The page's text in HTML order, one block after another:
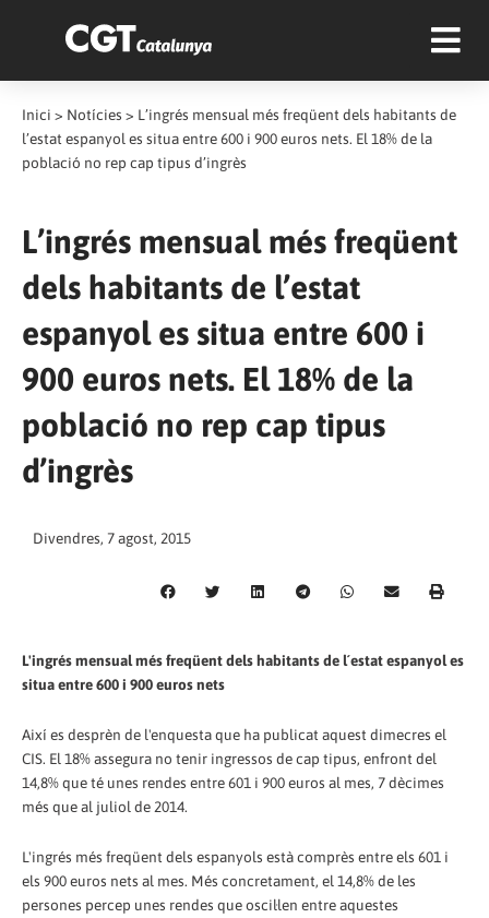
Inici > Notícies > L’ingrés mensual més freqüent dels habitants de
l’estat espanyol es situa entre 600 i 900 euros nets. El 18% de la
població no rep cap tipus d’ingrès
L’ingrés mensual més freqüent
dels habitants de l’estat
espanyol es situa entre 600 i
900 euros nets. El 18% de la
població no rep cap tipus
d’ingrès
Divendres, 7 agost, 2015
L'ingrés mensual més freqüent dels habitants de l´estat espanyol es
situa entre 600 i 900 euros nets
Així es desprèn de l'enquesta que ha publicat aquest dimecres el
CIS. El 18% assegura no tenir ingressos de cap tipus, enfront del
14,8% que té unes rendes entre 601 i 900 euros al mes, 7 dècimes
més que al juliol de 2014.
L'ingrés més freqüent dels espanyols està comprès entre els 601 i
els 900 euros nets al mes. Més concretament, el 14,8% de les
persones percep unes rendes que oscil·len entre aquestes